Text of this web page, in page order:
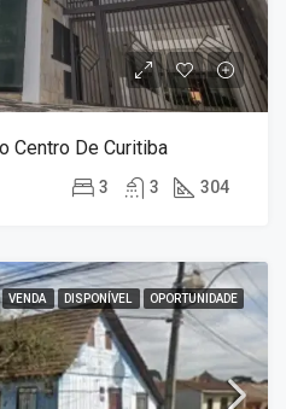
Centro De Curitiba
3 3 304
VENDA DISPONÍVEL OPORTUNIDADE